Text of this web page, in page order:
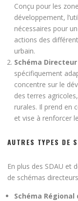
Conçu pour les
développement,
nécessaires pour
actions des
urbain.
Schéma
spécifiquement
concentre sur le
des terres
rurales. Il prend en
et vise à renforcer
AUTRES TYPES DE
En plus des SDAU et
de schémas
Schéma